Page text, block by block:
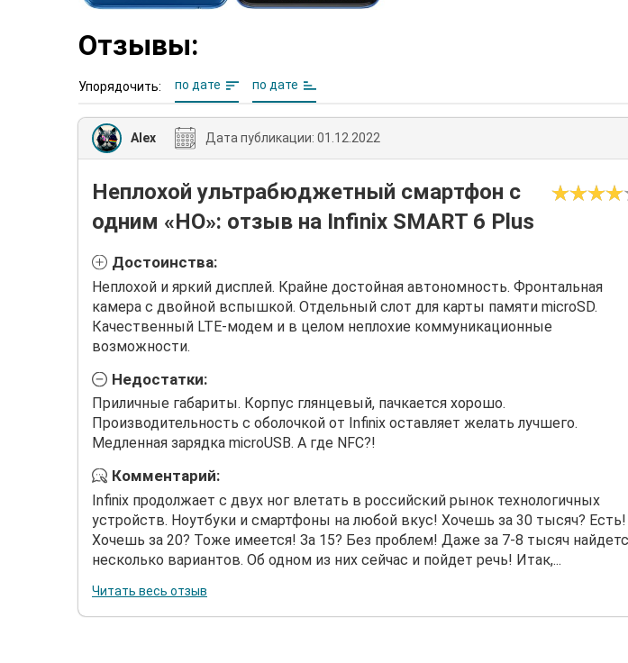
Отзывы:
Упорядочить: по дате по дате
Alex Дата публикации: 01.12.2022
Неплохой ультрабюджетный смартфон с
одним «НО»: отзыв на Infinix SMART 6 Plus
Достоинства:
Неплохой и яркий дисплей. Крайне достойная автономность. Фронтальная
камера с двойной вспышкой. Отдельный слот для карты памяти microSD.
Качественный LTE-модем и в целом неплохие коммуникационные
возможности.
Недостатки:
Приличные габариты. Корпус глянцевый, пачкается хорошо.
Производительность с оболочкой от Infinix оставляет желать лучшего.
Медленная зарядка microUSB. А где NFC?!
Комментарий:
Infinix продолжает с двух ног влетать в российский рынок технологичных
устройств. Ноутбуки и смартфоны на любой вкус! Хочешь за 30 тысяч? Есть!
Хочешь за 20? Тоже имеется! За 15? Без проблем! Даже за 7-8 тысяч
несколько вариантов. Об одном из них сейчас и пойдет речь! Итак,...
Читать весь отзыв